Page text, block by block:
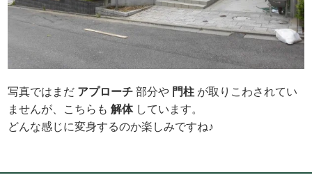
写真ではまだ アプローチ部分や 門柱 が取りこわされてい
ませんが、こちらも解体 しています。
どんな感じに変身するのか楽しみですね♪